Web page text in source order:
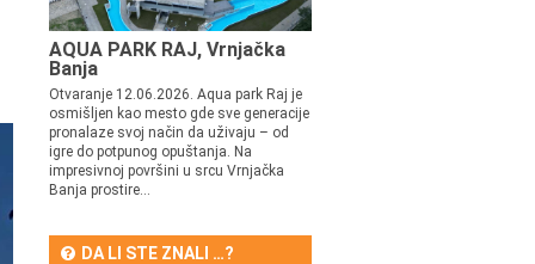
AQUA PARK RAJ, Vrnjačka
Banja
Otvaranje 12.06.2026. Aqua park Raj je
osmišljen kao mesto gde sve generacije
pronalaze svoj način da uživaju – od
igre do potpunog opuštanja. Na
impresivnoj površini u srcu Vrnjačka
Banja prostire...
DA LI STE ZNALI …?